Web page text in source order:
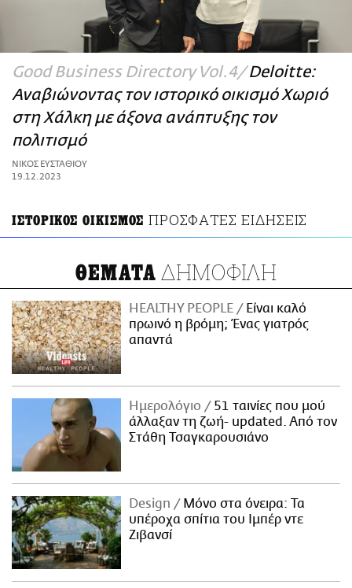
Good Business Directory Vol.4 Deloitte:
Αναβιώνοντας τον ιστορικό οικισμό Χωριό
στη Χάλκη με άξονα ανάπτυξης τον
πολιτισμό
ΝΙΚΟΣ ΕΥΣΤΑΘΙΟΥ
19.12.2023
ΙΣΤΟΡΙΚΟΣ ΟΙΚΙΣΜΟΣ ΠΡΟΣΦΑΤΕΣ ΕΙΔΗΣΕΙΣ
ΘΕΜΑΤΑ ΔΗΜΟΦΙΛΗ
HEALTHY PEOPLE
Είναι καλό
πρωινό η βρόμη; Ένας γιατρός
απαντά
Ημερολόγιο
51 ταινίες που μού
άλλαξαν τη ζωή- updated. Aπό τον
Στάθη Τσαγκαρουσιάνο
Design
Μόνο στα όνειρα: Τα
υπέροχα σπίτια του Ιμπέρ ντε
Ζιβανσί